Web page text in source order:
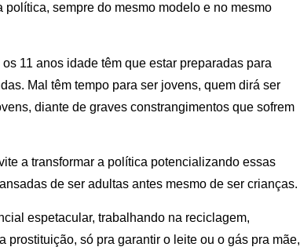
sempre do mesmo modelo e no mesmo
11 anos idade têm que estar preparadas para
Mal têm tempo para ser jovens, quem dirá ser
diante de graves constrangimentos que sofrem
a transformar a política potencializando essas
de ser adultas antes mesmo de ser crianças.
espetacular, trabalhando na reciclagem,
prostituição, só pra garantir o leite ou o gás pra mãe,